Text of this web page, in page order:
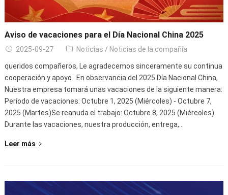
Aviso de vacaciones para el Día Nacional China 2025
2025-09-27 Noticias / Noticias de la compañía
queridos compañeros, Le agradecemos sinceramente su continua
cooperación y apoyo.. En observancia del 2025 Día Nacional China,
Nuestra empresa tomará unas vacaciones de la siguiente manera:
Período de vacaciones: Octubre 1, 2025 (Miércoles) - Octubre 7,
2025 (Martes)Se reanuda el trabajo: Octubre 8, 2025 (Miércoles)
Durante las vacaciones, nuestra producción, entrega,…
Leer más